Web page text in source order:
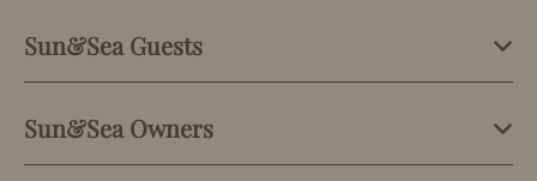
Sun&Sea Guests
Sun&Sea Owners